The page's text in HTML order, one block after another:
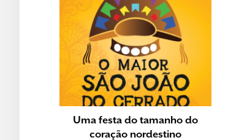
Uma festa do tamanho do
coração nordestino